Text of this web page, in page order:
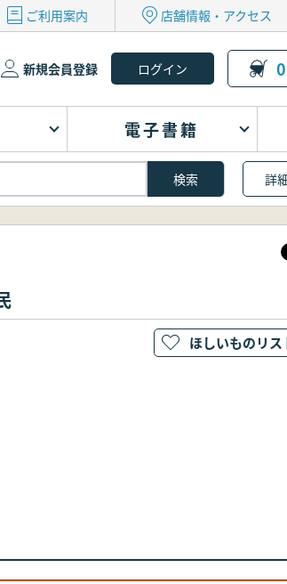
ご利用案内 店舗情報・アクセス
新規会員登録 0
電子書籍
詳
ほしいものリス